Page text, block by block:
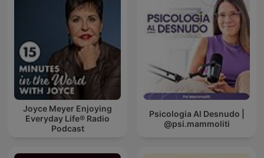
Joyce Meyer Enjoying
Everyday Life® Radio
Podcast
Psicologia Al Desnudo |
@psi.mammoliti